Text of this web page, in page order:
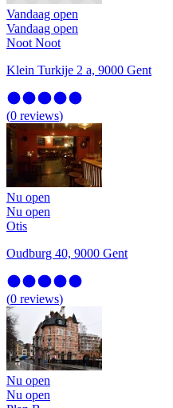
Vandaag open
Vandaag open
Noot Noot
Klein Turkije 2 a, 9000 Gent
(0 reviews)
Nu open
Nu open
Otis
Oudburg 40, 9000 Gent
(0 reviews)
Nu open
Nu open